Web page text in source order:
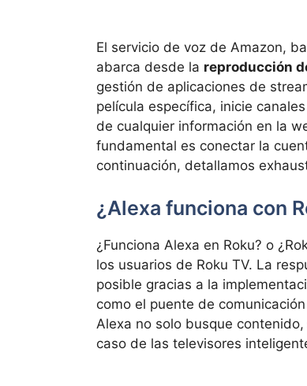
El servicio de voz de Amazon,
abarca desde la reproducción
gestión de aplicaciones de
película específica, inicie
de cualquier información en la
fundamental es conectar la
continuación, detallamos
¿Alexa funciona con
¿Funciona Alexa en Roku? o
los usuarios de Roku TV. La
posible gracias a la
como el puente de
Alexa no solo busque
caso de las televisores